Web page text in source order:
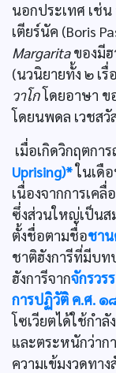
นอกประเทศ เช่น
เตียร์นัค (Boris
Margaritaของมีฮ
(นวนิยายทั้ง ๒ เ
วาโกโดยอาษา ข
โดยนพดล เวชสวั
เมื่อเกิดวิกฤตกา
Uprising)*ในเดื
เนื่องจากการเค
ซึ่งส่วนใหญ่เป็นส
ตั้งชื่อตามชื่อชาน
ชาติฮังการีที่มีบท
ฮังการีจากจักรวร
การปฏิวัติ ค.ศ. ๑
โซเวียตได้ใช้กำ
และตระหนักว่าก
ความเข้มงวดทา